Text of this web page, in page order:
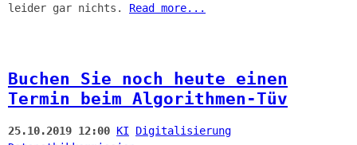
leider gar nichts. Read more...
Buchen Sie noch heute einen
Termin beim Algorithmen-Tüv
25.10.2019 12:00 KI
Digitalisierung